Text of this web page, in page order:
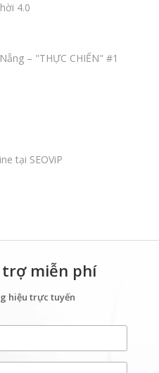
4.0
– "THỰC CHIẾN" #1
tại SEOViP
miễn phí
hiệu trực tuyến